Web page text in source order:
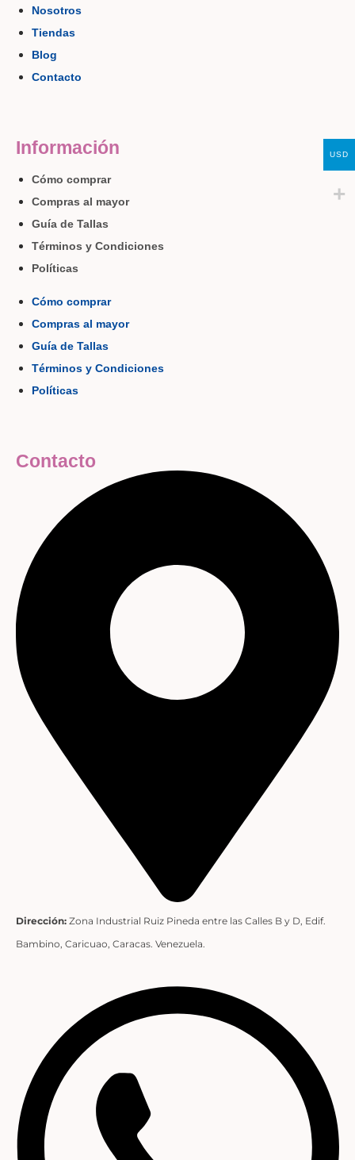
Nosotros
Tiendas
Blog
Contacto
Información
Cómo comprar
Compras al mayor
Guía de Tallas
Términos y Condiciones
Políticas
Cómo comprar
Compras al mayor
Guía de Tallas
Términos y Condiciones
Políticas
Contacto
Dirección: Zona Industrial Ruiz Pineda entre las Calles B y D, Edif.
Bambino, Caricuao, Caracas. Venezuela.
USD